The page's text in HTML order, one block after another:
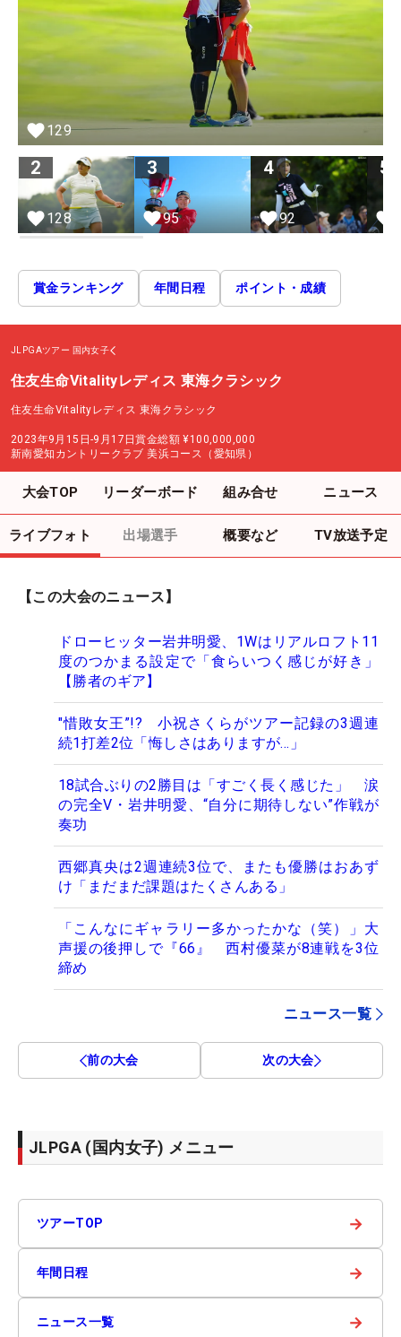
129
2
128
3
95
4
92
5
賞金ランキング 年間日程 ポイント・成績
JLPGAツアー 国内女子
住友生命Vitalityレディス 東海クラシック
住友生命Vitalityレディス 東海クラシック
2023年9月15日-9月17日賞金総額 ¥100,000,000
新南愛知カントリークラブ 美浜コース（愛知県）
大会TOP リーダーボード 組み合せ ニュース
ライブフォト 出場選手 概要など TV放送予定
【この大会のニュース】
ドローヒッター岩井明愛、1Wはリアルロフト11
度のつかまる設定で「食らいつく感じが好き」
【勝者のギア】
"惜敗女王”!? 小祝さくらがツアー記録の3週連
続1打差2位「悔しさはありますが…」
18試合ぶりの2勝目は「すごく長く感じた」 涙
の完全V・岩井明愛、“自分に期待しない”作戦が
奏功
西郷真央は2週連続3位で、またも優勝はおあず
け「まだまだ課題はたくさんある」
「こんなにギャラリー多かったかな（笑）」大
声援の後押しで『66』 西村優菜が8連戦を3位
締め
ニュース一覧
前の大会 次の大会
JLPGA (国内女子) メニュー
ツアーTOP →
年間日程 →
ニュース一覧 →